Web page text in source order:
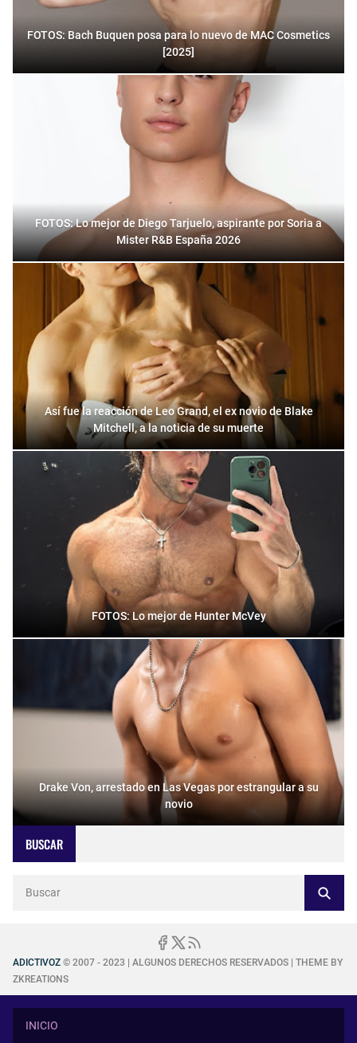
FOTOS: Bach Buquen posa para lo nuevo de MAC Cosmetics
[2025]
FOTOS: Lo mejor de Diego Tarjuelo, aspirante por Soria a
Mister R&B España 2026
Así fue la reacción de Leo Grand, el ex novio de Blake
Mitchell, a la noticia de su muerte
FOTOS: Lo mejor de Hunter McVey
Drake Von, arrestado en Las Vegas por estrangular a su
novio
BUSCAR
ADICTIVOZ © 2007 - 2023 | ALGUNOS DERECHOS RESERVADOS | THEME BY
ZKREATIONS
INICIO